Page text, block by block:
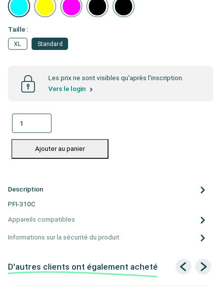
Taille :
XL Standard
Les prix ne sont visibles qu'après l'inscription.
Vers le login
Ajouter au panier
Description
PFI-310C
Appareils compatibles
Informations sur la sécurité du produit
D'autres clients ont également acheté